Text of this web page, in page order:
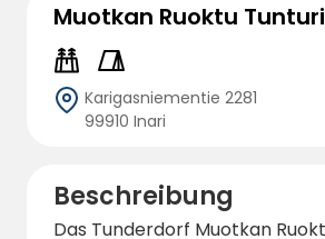
Muotkan Ruoktu
Karigasniementie 2281
99910 Inari
Beschreibung
Das Tunderdorf Muotkan